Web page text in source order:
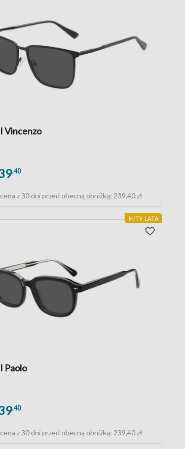
Vincenzo
,40
z 30 dni przed obecną obniżką: 239,40 zł
HITY LATA
Paolo
,40
z 30 dni przed obecną obniżką: 239,40 zł